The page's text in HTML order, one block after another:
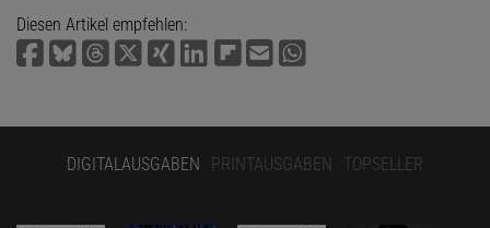
Diesen Artikel empfehlen:
DIGITALAUSGABEN PRINTAUSGABEN TOPSELLER